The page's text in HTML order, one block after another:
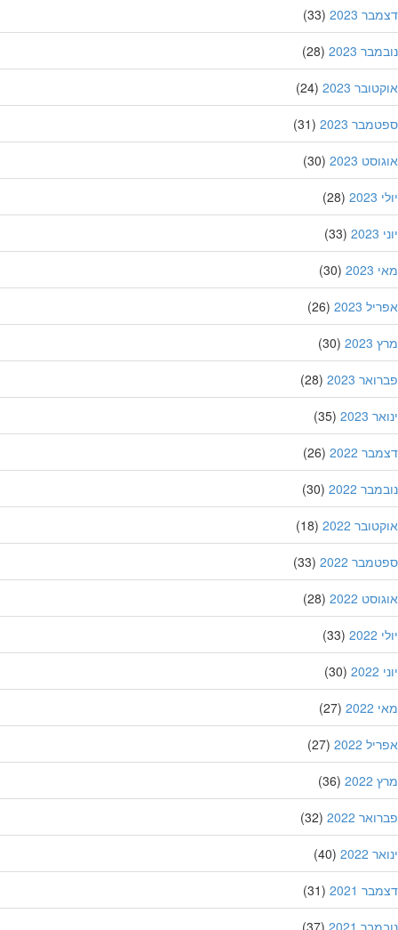
2023
(33)
2023
(28)
2023
(24)
2023
(31)
2023
(30)
(28)
(33)
(30)
2023
(26)
(30)
2023
(28)
2023
(35)
2022
(26)
2022
(30)
2022
(18)
2022
(33)
2022
(28)
(33)
(30)
(27)
2022
(27)
(36)
2022
(32)
2022
(40)
2021
(31)